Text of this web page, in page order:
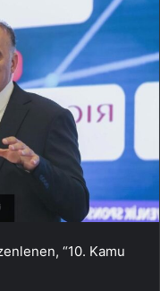
“10. Kamu